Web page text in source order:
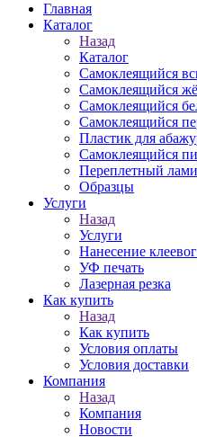
Главная
Каталог
Назад
Каталог
Самоклеящийся
Самоклеящийся
Самоклеящийся
Самоклеящийся
Пластик для
Самоклеящийся
Переплетный
Образцы
Услуги
Назад
Услуги
Нанесение
УФ печать
Лазерная резка
Как купить
Назад
Как купить
Условия оплаты
Условия доставки
Компания
Назад
Компания
Новости